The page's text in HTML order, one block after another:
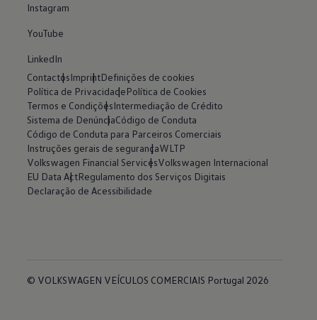
Instagram
YouTube
LinkedIn
ContactosImprintDefinições de cookies
Política de PrivacidadePolítica de Cookies
Termos e CondiçõesIntermediação de Crédito
Sistema de DenúnciaCódigo de Conduta
Código de Conduta para Parceiros Comerciais
Instruções gerais de segurançaWLTP
Volkswagen Financial ServicesVolkswagen Internacional
EU Data ActRegulamento dos Serviços Digitais
Declaração de Acessibilidade
© VOLKSWAGEN VEÍCULOS COMERCIAIS Portugal 2026